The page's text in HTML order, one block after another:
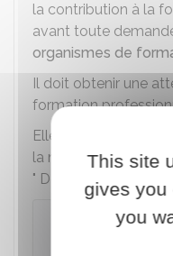
la contribution à la
avant toute
organismes de
Il doit obtenir une
formation
Elle peut être
la messagerie en
" Documents et
Se
This site
gives you
you